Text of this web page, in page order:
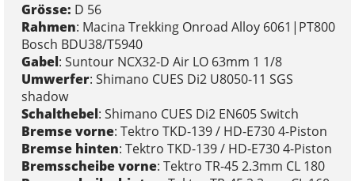
Grösse: D 56
Rahmen: Macina Trekking Onroad Alloy 6061|PT800
Bosch BDU38/T5940
Gabel: Suntour NCX32-D Air LO 63mm 1 1/8
Umwerfer: Shimano CUES Di2 U8050-11 SGS
shadow
Schalthebel: Shimano CUES Di2 EN605 Switch
Bremse vorne: Tektro TKD-139 / HD-E730 4-Piston
Bremse hinten: Tektro TKD-139 / HD-E730 4-Piston
Bremsscheibe vorne: Tektro TR-45 2.3mm CL 180